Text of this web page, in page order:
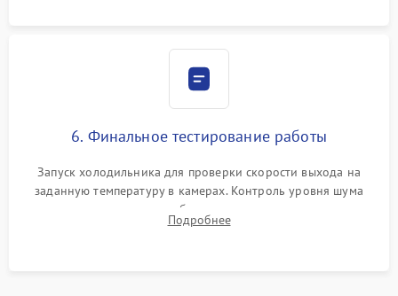
6. Финальное тестирование работы
Запуск холодильника для проверки скорости выхода на
заданную температуру в камерах. Контроль уровня шума
компрессора, отсутствия обмерзания стенок и корректного
срабатывания системы автоматической оттайки.
Подробнее